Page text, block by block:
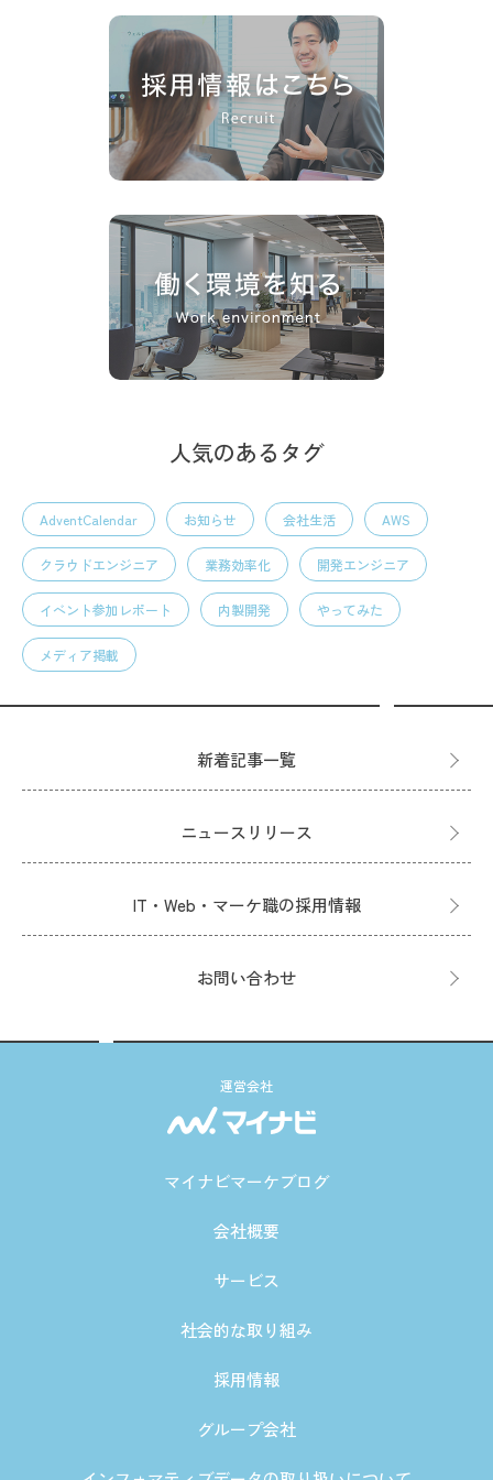
人気のあるタグ
AdventCalendar お知らせ 会社生活 AWS
クラウドエンジニア 業務効率化 開発エンジニア
イベント参加レポート 内製開発 やってみた
メディア掲載
新着記事一覧
ニュースリリース
IT・Web・マーケ職の採用情報
お問い合わせ
運営会社
マイナビマーケブログ
会社概要
サービス
社会的な取り組み
採用情報
グループ会社